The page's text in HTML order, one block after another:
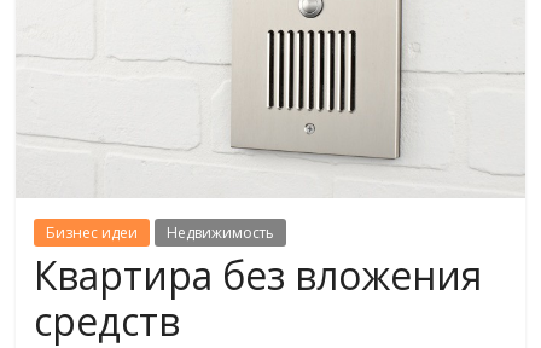
Бизнес идеи Недвижимость
Квартира без вложения
средств